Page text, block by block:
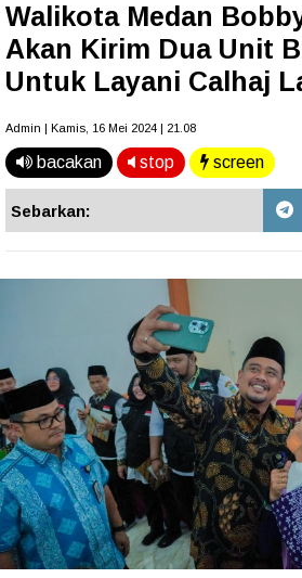
Walikota Medan
Akan Kirim Dua Unit
Untuk Layani Calhaj
Admin | Kamis, 16 Mei 2024 | 21.08
bacakan stop screen
Sebarkan: